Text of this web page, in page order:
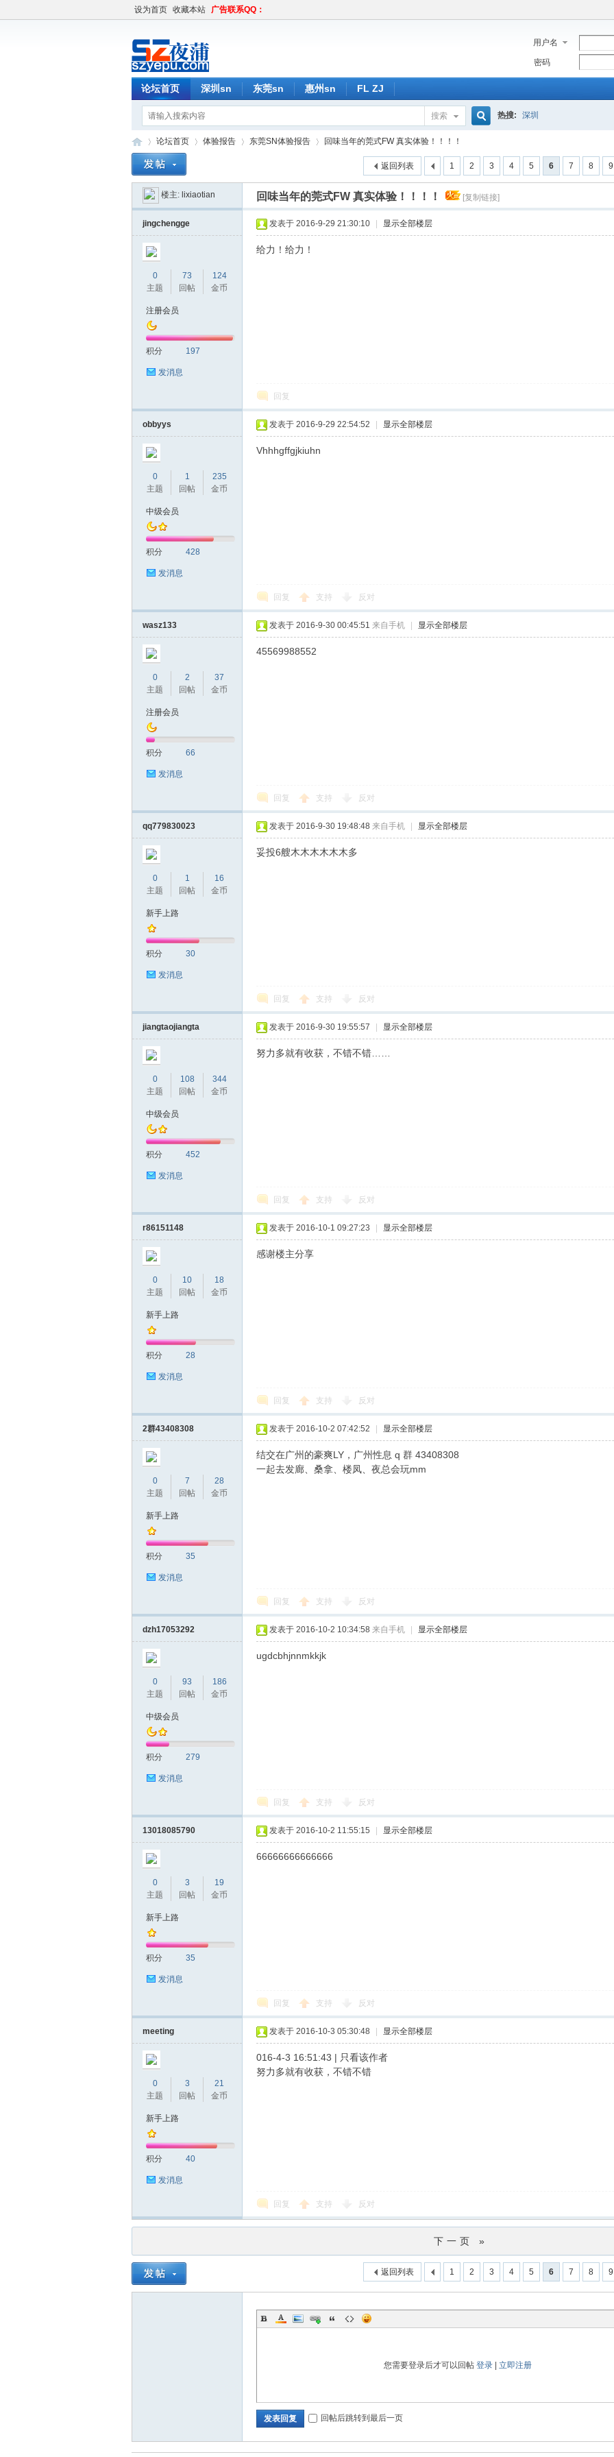
设为首页 收藏本站 广告联系QQ：
用户名
密码
论坛首页 深圳sn 东莞sn 惠州sn FL ZJ
搜索
索
热搜: 深圳
夜
»
论坛首页
›
体验报告 东莞SN体验报告
›
回味当年的莞式FW 真实体验！！！！
1 2 3 4 5 6 7 8 9
返回列表
楼主: lixiaotian 回味当年的莞式FW 真实体验！！！！ [复制链接]
jingchengge
0
主题
73
回帖
124
金币
注册会员
积分 197
发消息
发表于 2016-9-29 21:30:10 显示全部楼层
给力！给力！
回复
obbyys
0
主题
1
回帖
235
金币
中级会员
积分 428
发消息
发表于 2016-9-29 22:54:52 显示全部楼层
Vhhhgffgjkiuhn
回复 支持 反对
wasz133
0
主题
2
回帖
37
金币
注册会员
积分 66
发消息
发表于 2016-9-30 00:45:51 来自手机 显示全部楼层
45569988552
回复 支持 反对
qq779830023
0
主题
1
回帖
16
金币
新手上路
积分 30
发消息
发表于 2016-9-30 19:48:48 来自手机 显示全部楼层
妥投6艘木木木木木木多
回复 支持 反对
jiangtaojiangta
0
主题
108
回帖
344
金币
中级会员
积分 452
发消息
发表于 2016-9-30 19:55:57 显示全部楼层
努力多就有收获，不错不错……
回复 支持 反对
r86151148
0
主题
10
回帖
18
金币
新手上路
积分 28
发消息
发表于 2016-10-1 09:27:23 显示全部楼层
感谢楼主分享
回复 支持 反对
2群43408308
0
主题
7
回帖
28
金币
新手上路
积分 35
发消息
发表于 2016-10-2 07:42:52 显示全部楼层
结交在广州的豪爽LY，广州性息 q 群 43408308
一起去发廊、桑拿、楼凤、夜总会玩mm
回复 支持 反对
dzh17053292
0
主题
93
回帖
186
金币
中级会员
积分 279
发消息
发表于 2016-10-2 10:34:58 来自手机 显示全部楼层
ugdcbhjnnmkkjk
回复 支持 反对
13018085790
0
主题
3
回帖
19
金币
新手上路
积分 35
发消息
发表于 2016-10-2 11:55:15 显示全部楼层
66666666666666
回复 支持 反对
meeting
0
主题
3
回帖
21
金币
新手上路
积分 40
发消息
发表于 2016-10-3 05:30:48 显示全部楼层
016-4-3 16:51:43 | 只看该作者
努力多就有收获，不错不错
回复 支持 反对
下一页 »
1 2 3 4 5 6 7 8 9
返回列表
您需要登录后才可以回帖 登录| 立即注册
发表回复 回帖后跳转到最后一页